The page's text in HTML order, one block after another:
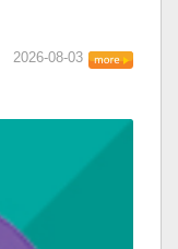
2026-08-03